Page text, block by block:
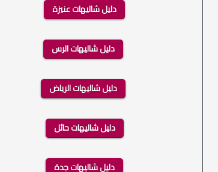
دليل شاليهات عنيزة
دليل شاليهات الرس
دليل شاليهات الرياض
دليل شاليهات حائل
دليل شاليهات جدة